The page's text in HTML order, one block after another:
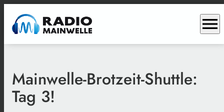
menu
Mainwelle-Brotzeit-Shuttle:
Tag 3!